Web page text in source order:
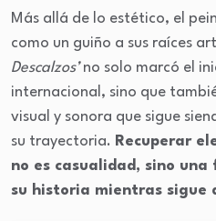
Más allá de lo estético, el
como un guiño a sus raíces
Descalzos’no solo marcó el
internacional, sino que
visual y sonora que sigue
su trayectoria. Recuperar
no es casualidad, sino
su historia mientras sigue